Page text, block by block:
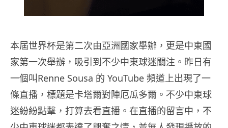
本屆世界杯是第二次由亞洲國家舉辦，更是中東國
家第一次舉辦，吸引到不少中東球迷關注。昨日有
一個叫Renne Sousa 的 YouTube 頻道上出現了一
條直播，標題是卡塔爾對陣厄瓜多爾。不少中東球
迷紛紛點擊，打算去看直播。在直播的留言中，不